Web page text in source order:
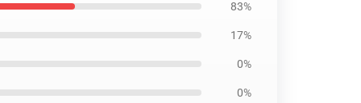
83%
17%
0%
0%